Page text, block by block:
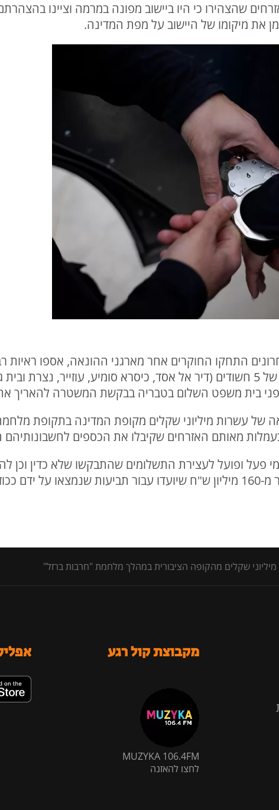
שהצהירו כי היו ביישוב מפונה במרמה וציינו
את מיקומו של היישוב על מפת המדינה.
התחקו החוקרים אחר מארגני ההונאה, אספו ראיות
הפיכת החקירה לגלויה פשטו על בתיהם של 5 חשודים (דיר אל אסד, כיסרא סומיע,
בית משפט השלום בטבריה בבקשת המשטרה להאריך
של עשרות מיליוני שקלים מקופת המדינה בתקופת
מאותם האזרחים שקיבלו את הכספים
פעל ופועל לעצירת התשלומים שהתבקשו שלא כדין וכן
מקבוצת קול רגע
MUZYKA 106.4FM
לחצו להאזנה